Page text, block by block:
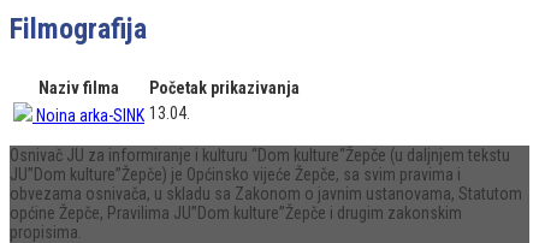
Filmografija
Naziv filma
Početak prikazivanja
Noina arka-SINK 13.04.
Osnivač JU za informiranje i kulturu “Dom kulture“Žepče (u daljnjem tekstu
JU”Dom kulture”Žepče) je Općinsko vijeće Žepče, sa svim pravima i
obvezama osnivača, u skladu sa Zakonom o javnim ustanovama, Statutom
općine Žepče, Pravilima JU”Dom kulture”Žepče i drugim zakonskim
propisima.